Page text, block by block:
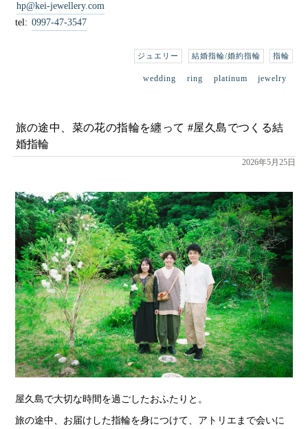
hp@kei-jewellery.com
tel: 0997-47-3547
ジュエリー 結婚指輪/婚約指輪 指輪
wedding ring platinum jewelry
旅の途中、菜の花の指輪を纏って #屋久島でつくる結
婚指輪
2026年5月25日
屋久島で大切な時間を過ごしたおふたりと。
旅の途中、お届けした指輪を身につけて、アトリエまで会いに